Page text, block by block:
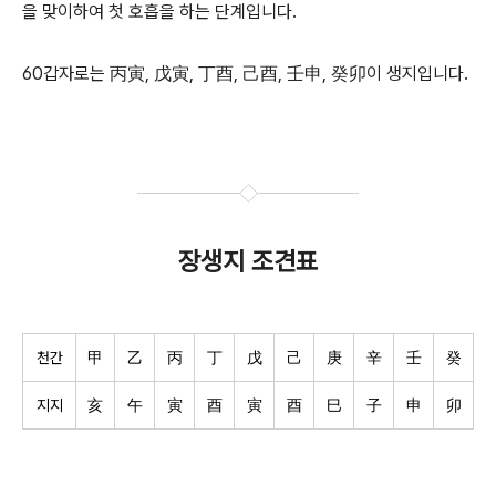
을 맞이하여 첫 호흡을 하는 단계입니다.
60갑자로는 丙寅, 戊寅, 丁酉, 己酉, 壬申, 癸卯이 생지입니다.
장생지 조견표
천간 甲 乙 丙 丁 戊 己 庚 辛 壬 癸
지지 亥 午 寅 酉 寅 酉 巳 子 申 卯